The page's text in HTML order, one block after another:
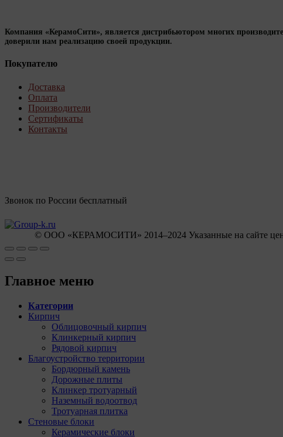
Компания «КерамоСити», является дистрибьютором многих
доверили нам реализацию своей продукции.
Покупателю
Доставка
Оплата
Производители
Сертификаты
Контакты
Звонок по России бесплатный
© OOO «КЕРАМОСИТИ» 2014–2024 Указанные на сайте
Главное меню
Категории
Кирпич
Облицовочный кирпич
Клинкерный кирпич
Рядовой кирпич
Благоустройство территории
Бордюрный камень
Дорожные плиты
Клинкер тротуарный
Наземный водоотвод
Тротуарная плитка
Стеновые блоки
Керамические блоки